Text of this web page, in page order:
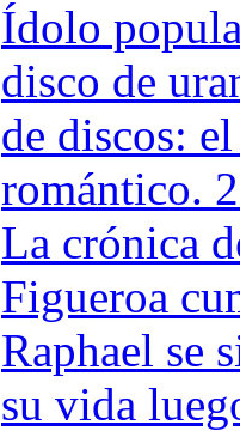
Ídolo
disco de
de discos:
romántico.
La crónica
Figueroa
Raphael se
su vida